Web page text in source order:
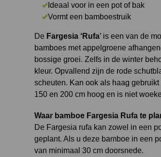
Ideaal voor in een pot of bak
Vormt een bamboestruik
De Fargesia ‘Rufa’ is een van de
bamboes met appelgroene
bossige groei. Zelfs in de winter
kleur. Opvallend zijn de rode
scheuten. Kan ook als haag
150 en 200 cm hoog en is niet
Waar bamboe Fargesia Rufa te
De Fargesia rufa kan zowel in een
geplant. Als u deze bamboe in een
van minimaal 30 cm doorsnede.